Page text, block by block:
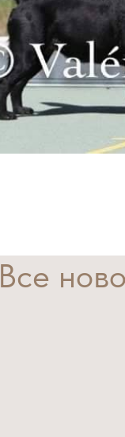
Все